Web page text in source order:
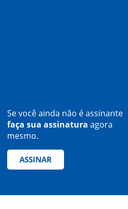
Se você ainda não é assinante
faça sua assinatura agora
mesmo.
ASSINAR